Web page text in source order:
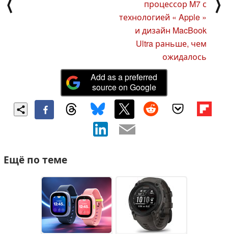
процессор M7 с
технологией « Apple »
и дизайн MacBook
Ultra раньше, чем
ожидалось
Add as a preferred
source on Google
Ещё по теме